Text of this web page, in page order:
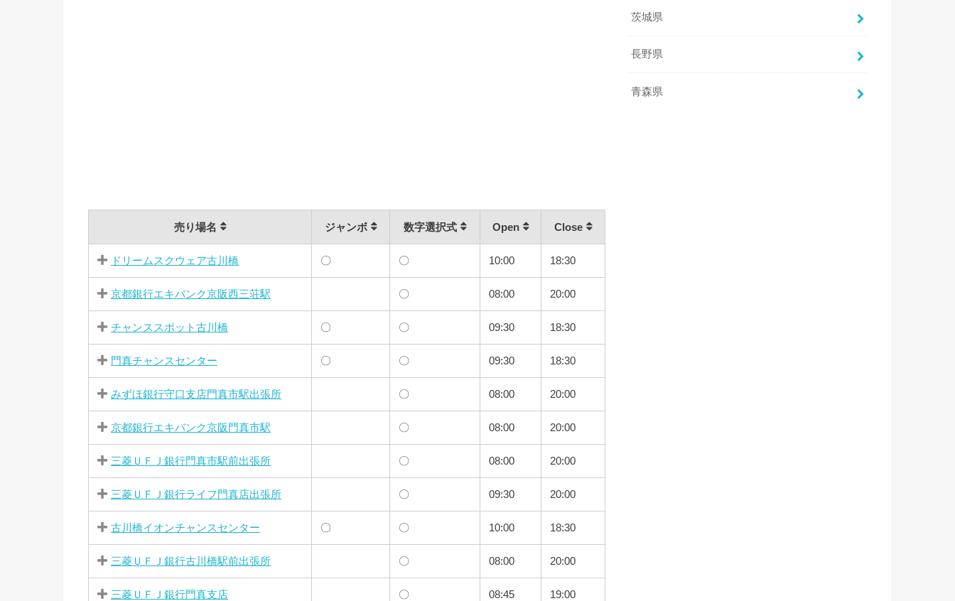
売り場名 ジャンボ 数字選択式 Open Close
ドリームスクウェア古川橋 〇 〇 10:00 18:30
京都銀行エキバンク京阪西三荘駅 〇 08:00 20:00
チャンススポット古川橋 〇 〇 09:30 18:30
門真チャンスセンター 〇 〇 09:30 18:30
みずほ銀行守口支店門真市駅出張所 〇 08:00 20:00
京都銀行エキバンク京阪門真市駅 〇 08:00 20:00
三菱ＵＦＪ銀行門真市駅前出張所 〇 08:00 20:00
三菱ＵＦＪ銀行ライフ門真店出張所 〇 09:30 20:00
古川橋イオンチャンスセンター 〇 〇 10:00 18:30
三菱ＵＦＪ銀行古川橋駅前出張所 〇 08:00 20:00
三菱ＵＦＪ銀行門真支店 〇 08:45 19:00
茨城県
長野県
青森県